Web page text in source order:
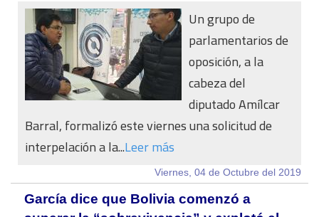
Un grupo de
parlamentarios de
oposición, a la
cabeza del
diputado Amílcar
Barral, formalizó este viernes una solicitud de
interpelación a la...Leer más
Viernes, 04 de Octubre del 2019
García dice que Bolivia comenzó a